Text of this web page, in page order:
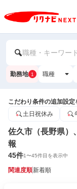
職種・キーワー
勤務地 1 職種
こだわり条件の追加設
土日祝休み
佐久市（長野県）
報
45件1〜45件目を表示中
関連度順新着順